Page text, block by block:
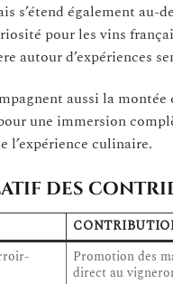
s’étend également
pour les vins
autour d’expériences
aussi la montée
une immersion
l’expérience culinaire.
des
Promotion des
direct au